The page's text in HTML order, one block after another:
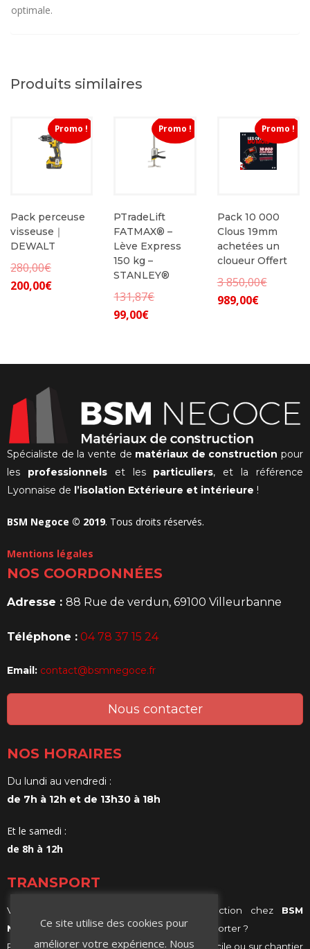
optimale.
Produits similaires
Promo !
Pack perceuse
visseuse｜
DEWALT
280,00€
200,00€Le
Promo !
PTradeLift
FATMAX® –
Lève Express
150 kg –
STANLEY®
131,87€
131,87€.
99,00€Le
est :
Promo !
Pack 10 000
Clous 19mm
achetées un
cloueur Offert
3 850,00€
989,00€Le
Spécialiste de la vente de matériaux de construction pour
les professionnelset les particuliers, et la référence
Lyonnaise de l’isolation Extérieure et intérieure !
BSM Negoce © 2019. Tous droits réservés.
Mentions légales
NOS COORDONNÉES
Adresse : 88 Rue de verdun, 69100 Villeurbanne
Téléphone : 04 78 37 15 24
Email: contact@bsmnegoce.fr
Nous contacter
NOS HORAIRES
Du lundi au vendredi :
de 7h à 12h et de 13h30 à 18h
Et le samedi :
de 8h à 12h
TRANSPORT
Vous achetez vos matériaux de construction chez BSM
Negoceet vous ne savez comment les transporter ?
Profitez de notre services de livraison, à domicile ou sur chantier
Ce site utilise des cookies pour
améliorer votre expérience. Nous